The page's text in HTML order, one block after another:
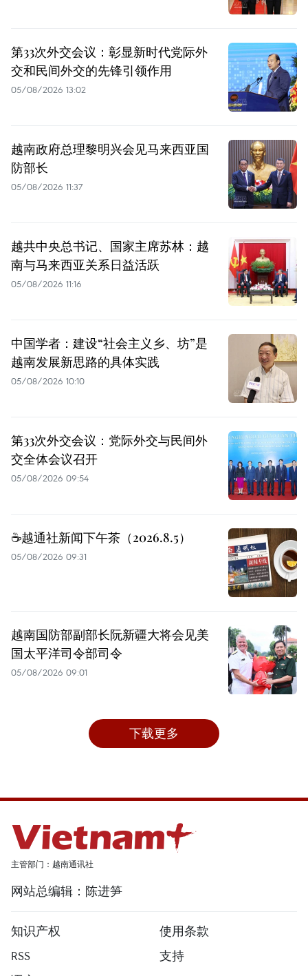
第33次外交会议：彰显新时代党际外
交和民间外交的先锋引领作用
05/08/2026 13:02
越南政府总理黎明兴会见马来西亚国
防部长
05/08/2026 11:37
越共中央总书记、国家主席苏林：越
南与马来西亚关系日益活跃
05/08/2026 11:16
中国学者：建设“社会主义乡、坊”是
越南发展新思路的具体实践
05/08/2026 10:10
第33次外交会议：党际外交与民间外
交全体会议召开
05/08/2026 09:54
☕️越通社新闻下午茶（2026.8.5）
05/08/2026 09:31
越南国防部副部长阮新疆大将会见美
国太平洋司令部司令
05/08/2026 09:01
下载更多
主管部门：越南通讯社
网站总编辑：陈进笋
知识产权
使用条款
RSS
支持